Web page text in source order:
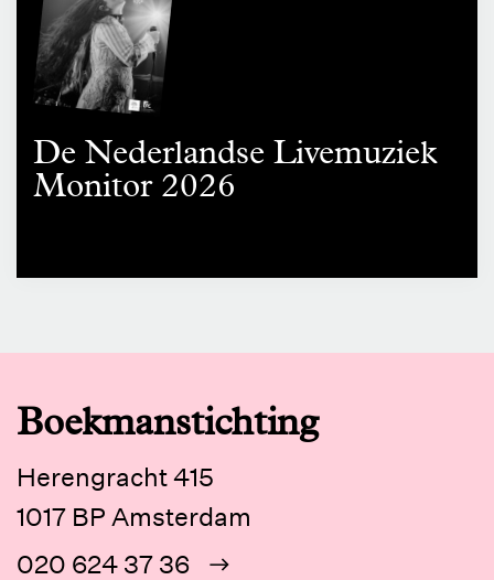
De Nederlandse Livemuziek
Monitor 2026
Boekmanstichting
Herengracht 415
1017 BP Amsterdam
020 624 37 36